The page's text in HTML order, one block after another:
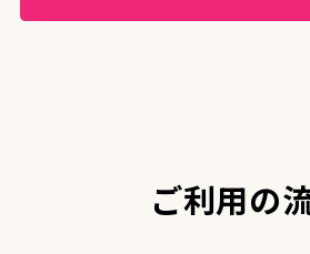
ご利用の